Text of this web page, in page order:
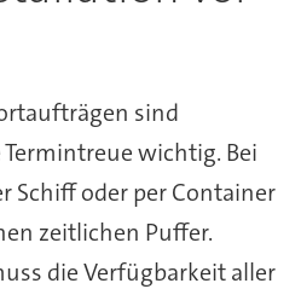
sind
wichtig. Bei
Schiff oder per Container
zeitlichen Puffer.
die Verfügbarkeit aller